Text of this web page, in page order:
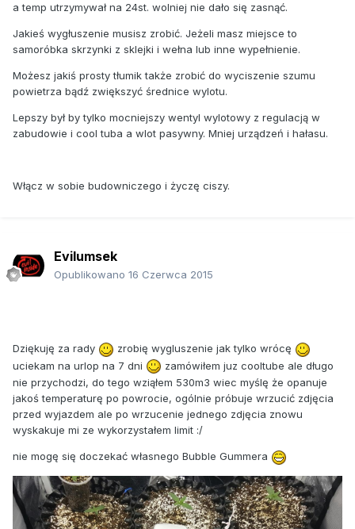
a temp utrzymywał na 24st. wolniej nie dało się zasnąć.
Jakieś wygłuszenie musisz zrobić. Jeżeli masz miejsce to
samoróbka skrzynki z sklejki i wełna lub inne wypełnienie.
Możesz jakiś prosty tłumik także zrobić do wyciszenie szumu
powietrza bądź zwiększyć średnice wylotu.
Lepszy był by tylko mocniejszy wentyl wylotowy z regulacją w
zabudowie i cool tuba a wlot pasywny. Mniej urządzeń i hałasu.
Włącz w sobie budowniczego i życzę ciszy.
Evilumsek
Opublikowano 16 Czerwca 2015
Dziękuję za rady
zrobię wygluszenie jak tylko wrócę
uciekam na urlop na 7 dni
zamówiłem juz cooltube ale długo
nie przychodzi, do tego wziąłem 530m3 wiec myślę że opanuje
jakoś temperaturę po powrocie, ogólnie próbuje wrzucić zdjęcia
przed wyjazdem ale po wrzucenie jednego zdjęcia znowu
wyskakuje mi ze wykorzystałem limit :/
nie mogę się doczekać własnego Bubble Gummera